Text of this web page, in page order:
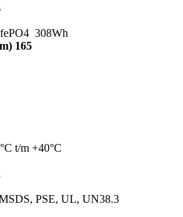
308Wh
165
t/m +40°C
PSE, UL, UN38.3